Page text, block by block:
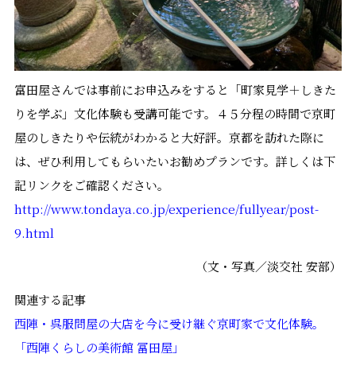
富田屋さんでは事前にお申込みをすると「町家見学＋しきた
りを学ぶ」文化体験も受講可能です。４５分程の時間で京町
屋のしきたりや伝統がわかると大好評。京都を訪れた際に
は、ぜひ利用してもらいたいお勧めプランです。詳しくは下
記リンクをご確認ください。
http://www.tondaya.co.jp/experience/fullyear/post-
9.html
（文・写真／淡交社 安部）
関連する記事
西陣・呉服問屋の大店を今に受け継ぐ京町家で文化体験。
「西陣くらしの美術館 冨田屋」